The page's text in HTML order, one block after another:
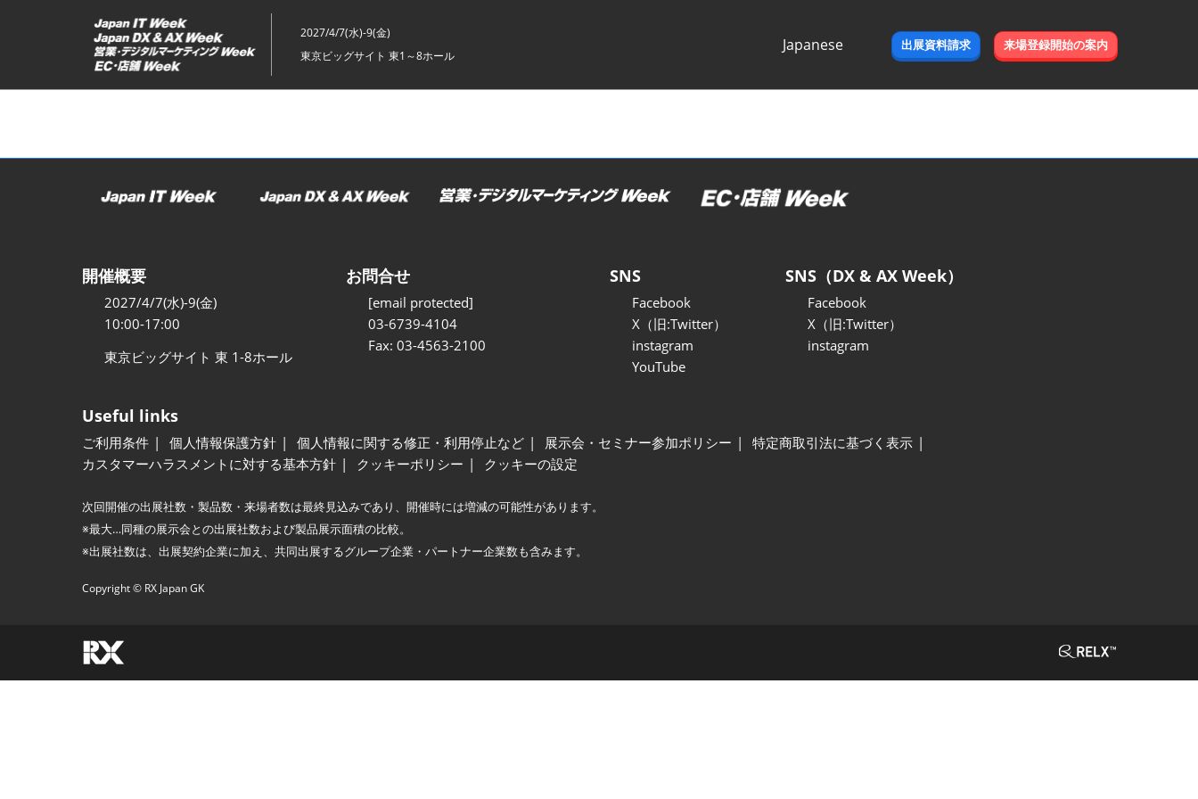
ッ
2027/4/7(水)-9(金)
東京ビッグサイト 東1～8ホール
Japanese
出展資料請求 来場登録開始の案内
開催概要
2027/4/7(水)-9(金)
10:00-17:00
東京ビッグサイト 東 1-8ホール
お問合せ
[email protected]
03-6739-4104
Fax: 03-4563-2100
SNS
Facebook
X（旧:Twitter）
instagram
YouTube
SNS（DX & AX Week）
Facebook
X（旧:Twitter）
instagram
Useful links
ご利用条件 個人情報保護方針 個人情報に関する修正・利用停止など 展示会・セミナー参加ポリシー
特定商取引法に基づく表示
カスタマーハラスメントに対する基本方針
クッキーポリシー クッキーの設定
次回開催の出展社数・製品数・来場者数は最終見込みであり、開催時には増減の可能性があります。
※最大…同種の展示会との出展社数および製品展示面積の比較。
※出展社数は、出展契約企業に加え、共同出展するグループ企業・パートナー企業数も含みます。
Copyright © RX Japan GK